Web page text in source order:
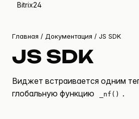
Bitrix24
Главная / Документация / JS SDK
JS SDK
Виджет встраивается одним
глобальную функцию
_nf() .